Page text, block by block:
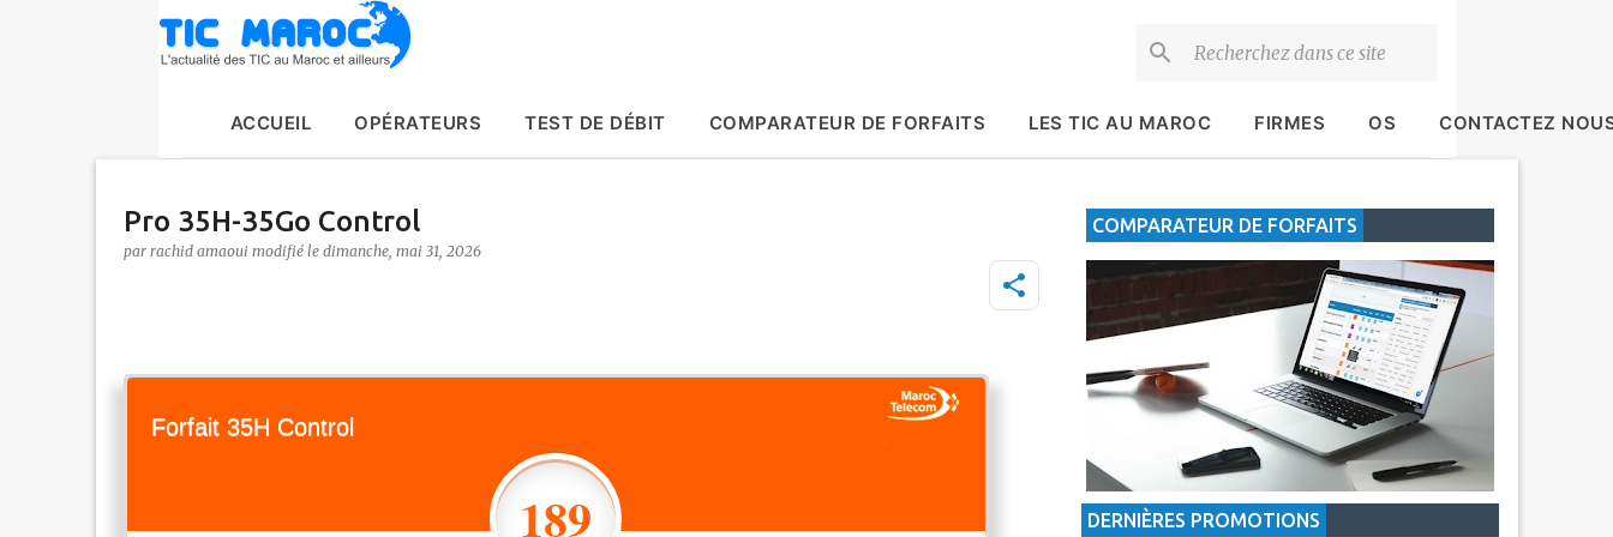
ACCUEIL OPÉRATEURS TEST DE DÉBIT COMPARATEUR DE FORFAITS LES TIC AU MAROC FIRMES OS CONTACTEZ
Pro 35H-35Go Control
par rachid amaoui le dimanche, mai 31, 2026
Forfait 35H Control
189
COMPARATEUR DE FORFAITS
DERNIÈRES PROMOTIONS